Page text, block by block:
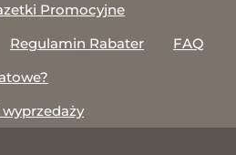
Promocyjne
Regulamin Rabater
FAQ